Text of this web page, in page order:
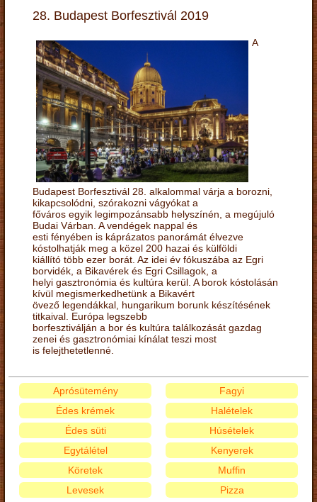
28. Budapest Borfesztivál 2019
A
Budapest Borfesztivál 28. alkalommal várja a borozni,
kikapcsolódni, szórakozni vágyókat a
főváros egyik legimpozánsabb helyszínén, a megújuló
Budai Várban. A vendégek nappal és
esti fényében is káprázatos panorámát élvezve
kóstolhatják meg a közel 200 hazai és külföldi
kiállító több ezer borát. Az idei év fókuszába az Egri
borvidék, a Bikavérek és Egri Csillagok, a
helyi gasztronómia és kultúra kerül. A borok kóstolásán
kívül megismerkedhetünk a Bikavért
övező legendákkal, hungarikum borunk készítésének
titkaival. Európa legszebb
borfesztiválján a bor és kultúra találkozását gazdag
zenei és gasztronómiai kínálat teszi most
is felejthetetlenné.
Aprósütemény
Édes krémek
Édes süti
Egytálétel
Fagyi
Halételek
Húsételek
Kenyerek
Köretek
Levesek
Muffin
Pizza